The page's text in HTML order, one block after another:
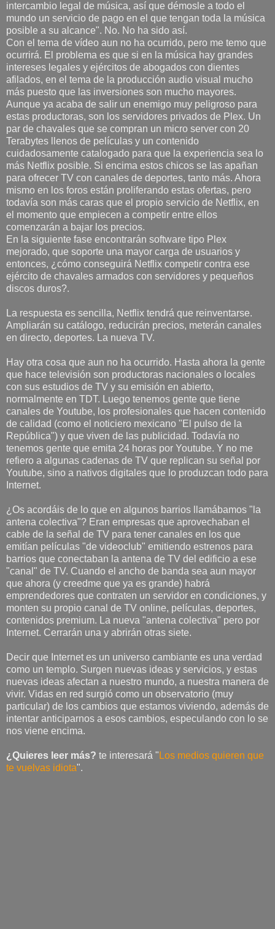
intercambio legal de música, así que démosle a todo el
mundo un servicio de pago en el que tengan toda la música
posible a su alcance". No. No ha sido así.
Con el tema de vídeo aun no ha ocurrido, pero me temo que
ocurrirá. El problema es que si en la música hay grandes
intereses legales y ejércitos de abogados con dientes
afilados, en el tema de la producción audio visual mucho
más puesto que las inversiones son mucho mayores.
Aunque ya acaba de salir un enemigo muy peligroso para
estas productoras, son los servidores privados de Plex. Un
par de chavales que se compran un micro server con 20
Terabytes llenos de películas y un contenido
cuidadosamente catalogado para que la experiencia sea lo
más Netflix posible. Si encima estos chicos se las apañan
para ofrecer TV con canales de deportes, tanto más. Ahora
mismo en los foros están proliferando estas ofertas, pero
todavía son más caras que el propio servicio de Netflix, en
el momento que empiecen a competir entre ellos
comenzarán a bajar los precios.
En la siguiente fase encontrarán software tipo Plex
mejorado, que soporte una mayor carga de usuarios y
entonces, ¿cómo conseguirá Netflix competir contra ese
ejército de chavales armados con servidores y pequeños
discos duros?.
La respuesta es sencilla, Netflix tendrá que reinventarse.
Ampliarán su catálogo, reducirán precios, meterán canales
en directo, deportes. La nueva TV.
Hay otra cosa que aun no ha ocurrido. Hasta ahora la gente
que hace televisión son productoras nacionales o locales
con sus estudios de TV y su emisión en abierto,
normalmente en TDT. Luego tenemos gente que tiene
canales de Youtube, los profesionales que hacen contenido
de calidad (como el noticiero mexicano "El pulso de la
República") y que viven de las publicidad. Todavía no
tenemos gente que emita 24 horas por Youtube. Y no me
refiero a algunas cadenas de TV que replican su señal por
Youtube, sino a nativos digitales que lo produzcan todo para
Internet.
¿Os acordáis de lo que en algunos barrios llamábamos "la
antena colectiva"? Eran empresas que aprovechaban el
cable de la señal de TV para tener canales en los que
emitían películas "de videoclub" emitiendo estrenos para
barrios que conectaban la antena de TV del edificio a ese
"canal" de TV. Cuando el ancho de banda sea aun mayor
que ahora (y creedme que ya es grande) habrá
emprendedores que contraten un servidor en condiciones, y
monten su propio canal de TV online, películas, deportes,
contenidos premium. La nueva "antena colectiva" pero por
Internet. Cerrarán una y abrirán otras siete.
Decir que Internet es un universo cambiante es una verdad
como un templo. Surgen nuevas ideas y servicios, y estas
nuevas ideas afectan a nuestro mundo, a nuestra manera de
vivir. Vidas en red surgió como un observatorio (muy
particular) de los cambios que estamos viviendo, además de
intentar anticiparnos a esos cambios, especulando con lo se
nos viene encima.
¿Quieres leer más? te interesará " Los medios quieren que
te vuelvas idiota".